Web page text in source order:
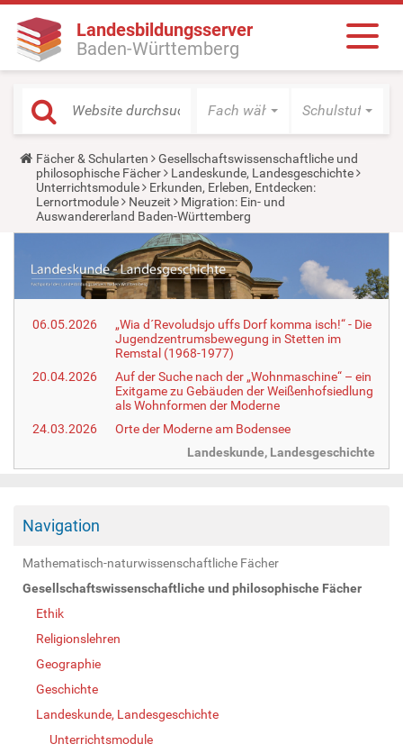
Landesbildungsserver
Baden-Württemberg
Fach wählen Schulstufe
Y
o
u
a
r
e
r
e
:
Fächer & Schularten
Gesellschaftswissenschaftliche und
philosophische Fächer
Landeskunde, Landesgeschichte
Unterrichtsmodule
Erkunden, Erleben, Entdecken:
Lernortmodule
Neuzeit
Migration: Ein- und
Auswandererland Baden-Württemberg
06.05.2026
„Wia d´Revoludsjo uffs Dorf komma isch!“ - Die
Jugendzentrumsbewegung in Stetten im
Remstal (1968-1977)
20.04.2026
Auf der Suche nach der „Wohnmaschine“ – ein
Exitgame zu Gebäuden der Weißenhofsiedlung
als Wohnformen der Moderne
24.03.2026
Orte der Moderne am Bodensee
Landeskunde, Landesgeschichte
Navigation
Mathematisch-naturwissenschaftliche Fächer
Gesellschaftswissenschaftliche und philosophische Fächer
Ethik
Religionslehren
Geographie
Geschichte
Landeskunde, Landesgeschichte
Unterrichtsmodule